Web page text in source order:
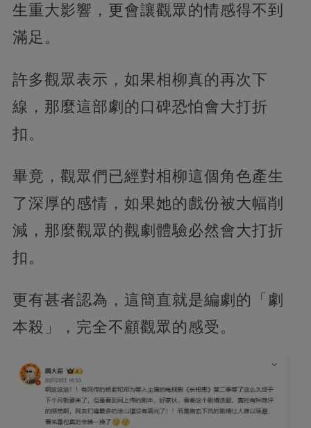
生重大影響，更會讓觀眾的情感得不到
滿足。
許多觀眾表示，如果相柳真的再次下
線，那麼這部劇的口碑恐怕會大打折
扣。
畢竟，觀眾們已經對相柳這個角色產生
了深厚的感情，如果她的戲份被大幅削
減，那麼觀眾的觀劇體驗必然會大打折
扣。
更有甚者認為，這簡直就是編劇的「劇
本殺」，完全不顧觀眾的感受。